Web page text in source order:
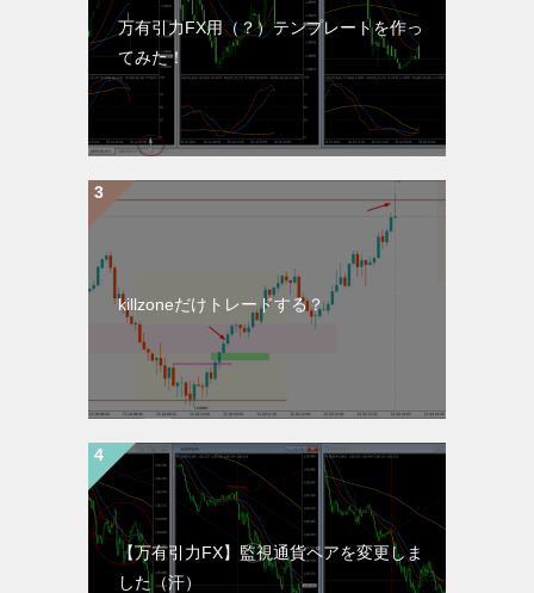
万有引力FX用（？）テンプレートを作っ
てみた！
killzoneだけトレードする？
【万有引力FX】監視通貨ペアを変更しま
した（汗）